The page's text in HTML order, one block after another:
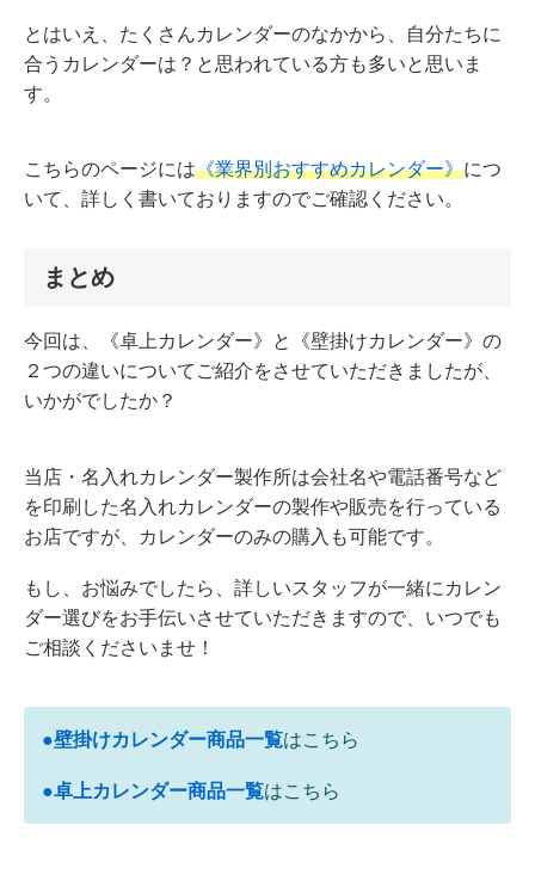
とはいえ、たくさんカレンダーのなかから、自分たちに
合うカレンダーは？と思われている方も多いと思いま
す。
こちらのページには《業界別おすすめカレンダー》につ
いて、詳しく書いておりますのでご確認ください。
まとめ
今回は、《卓上カレンダー》と《壁掛けカレンダー》の
２つの違いについてご紹介をさせていただきましたが、
いかがでしたか？
当店・名入れカレンダー製作所は会社名や電話番号など
を印刷した名入れカレンダーの製作や販売を行っている
お店ですが、カレンダーのみの購入も可能です。
もし、お悩みでしたら、詳しいスタッフが一緒にカレン
ダー選びをお手伝いさせていただきますので、いつでも
ご相談くださいませ！
●壁掛けカレンダー商品一覧はこちら
●卓上カレンダー商品一覧はこちら